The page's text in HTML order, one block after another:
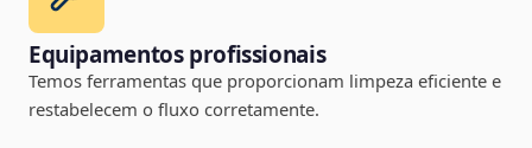
Equipamentos profissionais
Temos ferramentas que proporcionam limpeza eficiente e
restabelecem o fluxo corretamente.